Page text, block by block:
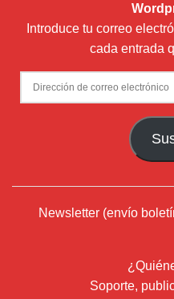
Introduce tu correo
cada entrada
Dirección
de
Newsletter (envío
Soporte,